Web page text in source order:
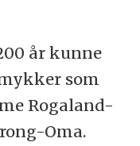
år kunne
som
Rogaland-
Oma.